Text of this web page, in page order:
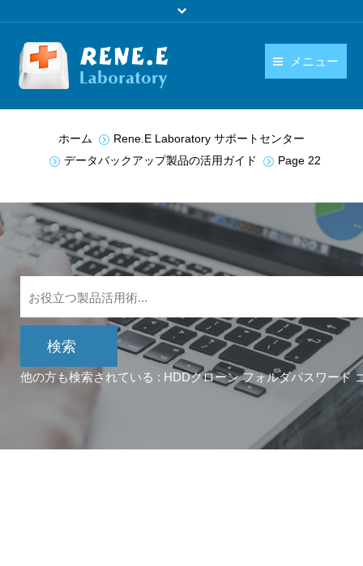
メニュー
ダウンロード
操作ガイド
お問い合わせ
日本語
language
ホーム
Rene.E Laboratory サポートセンター
データバックアップ製品の活用ガイド
Page 22
他の方も検索されている : HDDクローン フォルダパスワード